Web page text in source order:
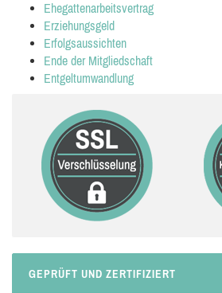
Ehegattenarbeitsvertrag
Erziehungsgeld
Erfolgsaussichten
Ende der Mitgliedschaft
Entgeltumwandlung
GEPRÜFT UND ZERTIFIZIERT